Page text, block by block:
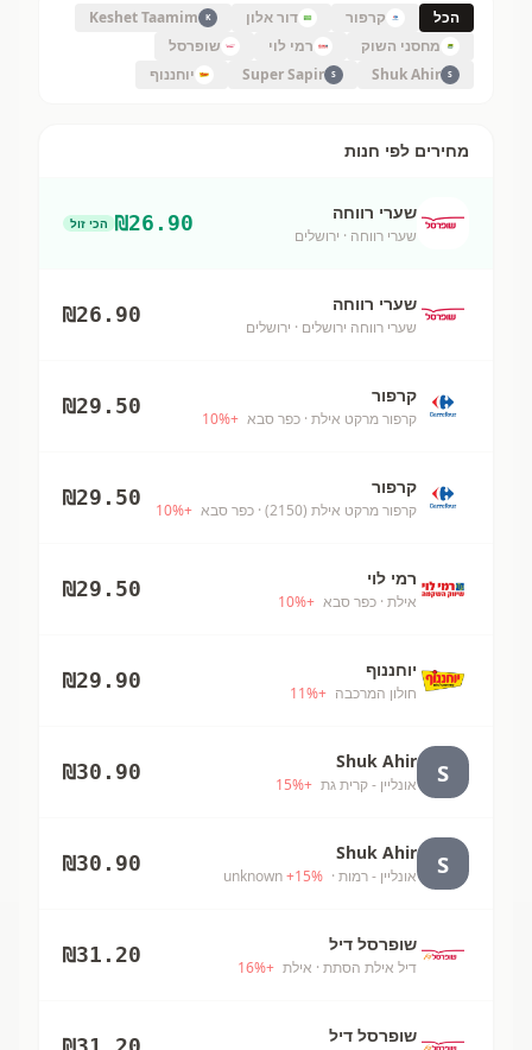
הכל קרפור דור אלון K
Keshet Taamim
מחסני השוק
רמי לוי שופרסל
S
Shuk Ahir
S
Super Sapir יוחננוף
מחירים לפי חנות
שערי רווחה
שערי רווחה · ירושלים
₪26.90 הכי זול
שערי רווחה
שערי רווחה ירושלים · ירושלים
₪26.90
קרפור
קרפור מרקט אילת · כפר סבא +
10%
₪29.50
קרפור
קרפור מרקט אילת (2150) · כפר סבא +
10%
₪29.50
רמי לוי
אילת · כפר סבא +
10%
₪29.50
יוחננוף
חולון המרכבה +
11%
₪29.90
S
Shuk Ahir
אונליין - קרית גת +
15%
₪30.90
S
Shuk Ahir
אונליין - רמות · unknown
+15%
₪30.90
שופרסל דיל
דיל אילת הסתת · אילת +
16%
₪31.20
שופרסל דיל